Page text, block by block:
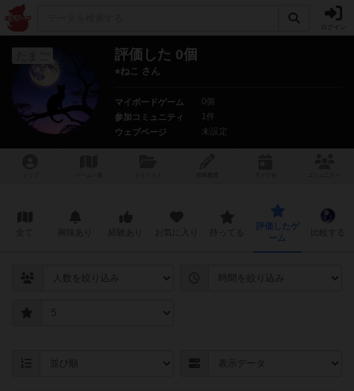
評価した 0個
⭐︎ねこ さん
マイボードゲーム
0個
参加コミュニティ
1件
ウェブページ
未設定
評価したゲ
ーム